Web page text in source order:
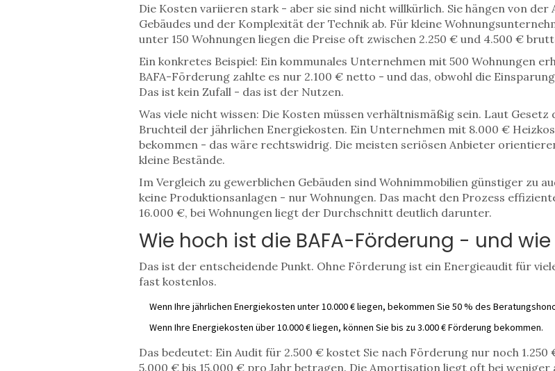
Die Kosten variieren stark - aber sie sind nicht willkürlich. Sie hängen von der
Gebäudes und der Komplexität der Technik ab. Für kleine
unter 150 Wohnungen liegen die Preise oft zwischen 2.250 € und 4.500 €
Ein konkretes Beispiel: Ein kommunales Unternehmen mit 500 Wohnungen
BAFA-Förderung zahlte es nur 2.100 € netto - und das, obwohl die
Das ist kein Zufall - das ist der Nutzen.
Was viele nicht wissen: Die Kosten müssen verhältnismäßig sein. Laut
Bruchteil der jährlichen Energiekosten. Ein Unternehmen mit 8.000 €
bekommen - das wäre rechtswidrig. Die meisten seriösen Anbieter
kleine Bestände.
Im Vergleich zu gewerblichen Gebäuden sind Wohnimmobilien günstiger zu
keine Produktionsanlagen - nur Wohnungen. Das macht den Prozess
16.000 €, bei Wohnungen liegt der Durchschnitt deutlich darunter.
Wie hoch ist die BAFA-Förderung - und
Das ist der entscheidende Punkt. Ohne Förderung ist ein Energieaudit für
fast kostenlos.
Wenn Ihre jährlichen Energiekosten unter 10.000 € liegen, bekommen Sie 50 % des
Wenn Ihre Energiekosten über 10.000 € liegen, können Sie bis zu 3.000 € Förderung bekommen.
Das bedeutet: Ein Audit für 2.500 € kostet Sie nach Förderung nur noch
5.000 € bis 15.000 € pro Jahr betragen. Die Amortisation liegt oft bei weniger